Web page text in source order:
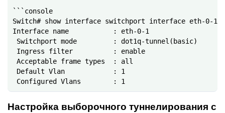
```console
Switch# show interface switchport interface eth-0-1
Interface name           : eth-0-1
Switchport mode         : dot1q-tunnel(basic)
Ingress filter          : enable
Acceptable frame types  : all
Default Vlan            : 1
Настройка выборочного туннелирования с